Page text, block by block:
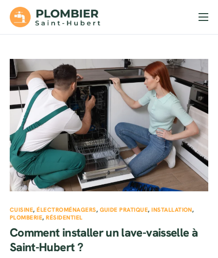
Accueil
Soumission
Urgences
Contact
CUISINE,ÉLECTROMÉNAGERS, GUIDE PRATIQUE,INSTALLATION,
PLOMBERIE,RÉSIDENTIEL
Comment installer un lave-vaisselle à
Saint-Hubert ?